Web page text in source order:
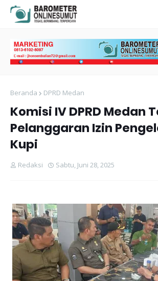
Beranda DPRD Medan
Komisi IV DPRD Medan
Pelanggaran Izin
Kupi
Redaksi Sabtu, Juni 28, 2025